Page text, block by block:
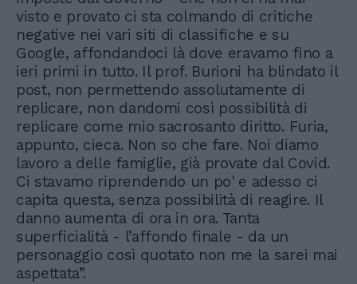
visto e provato ci sta colmando di critiche
negative nei vari siti di classifiche e su
Google, affondandoci là dove eravamo fino a
ieri primi in tutto. Il prof. Burioni ha blindato il
post, non permettendo assolutamente di
replicare, non dandomi così possibilità di
replicare come mio sacrosanto diritto. Furia,
appunto, cieca. Non so che fare. Noi diamo
lavoro a delle famiglie, già provate dal Covid.
Ci stavamo riprendendo un po' e adesso ci
capita questa, senza possibilità di reagire. Il
danno aumenta di ora in ora. Tanta
superficialità - l’affondo finale - da un
personaggio così quotato non me la sarei mai
aspettata”.